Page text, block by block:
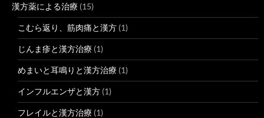
漢方薬による治療 (15)
こむら返り、筋肉痛と漢方 (1)
じんま疹と漢方治療 (1)
めまいと耳鳴りと漢方治療 (1)
インフルエンザと漢方 (1)
フレイルと漢方治療 (1)